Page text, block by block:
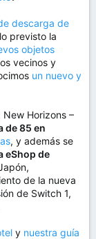
descarga de
previsto la
objetos
vecinos y
un nuevo y
Horizons –
de 85 en
, y además se
eShop de
de la nueva
de Switch 1,
y nuestra guía